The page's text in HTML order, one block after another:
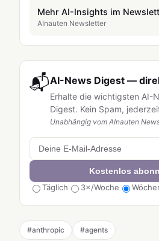
Mehr AI-Insights im
AInauten Newsletter
📬AI-News Digest —
Erhalte die wichtigsten AI-
Digest. Kein Spam,
Unabhängig vom AInauten
Kostenlos
Täglich
3×/Woche
#anthropic #agents